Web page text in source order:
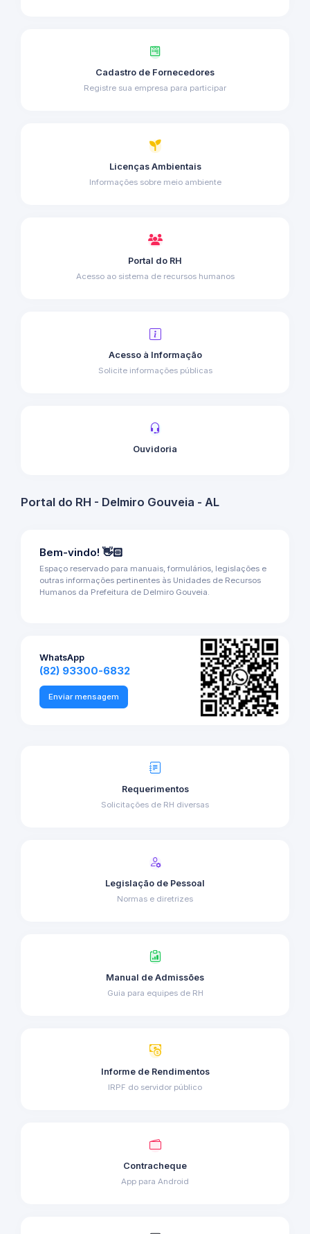
Cadastro de Fornecedores
Registre sua empresa para participar
Licenças Ambientais
Informações sobre meio ambiente
Portal do RH
Acesso ao sistema de recursos humanos
Acesso à Informação
Solicite informações públicas
Ouvidoria
Portal do RH - Delmiro Gouveia - AL
Bem-vindo! 👋🏻
Espaço reservado para manuais, formulários, legislações e
outras informações pertinentes às Unidades de Recursos
Humanos da Prefeitura de Delmiro Gouveia.
WhatsApp
(82) 93300-6832
Enviar mensagem
Requerimentos
Solicitações de RH diversas
Legislação de Pessoal
Normas e diretrizes
Manual de Admissões
Guia para equipes de RH
Informe de Rendimentos
IRPF do servidor público
Contracheque
App para Android